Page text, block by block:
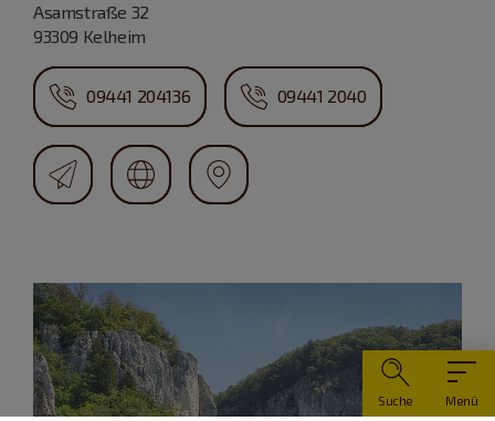
Menü
Suche
Asamstraße 32
93309 Kelheim
09441 204136 09441 2040